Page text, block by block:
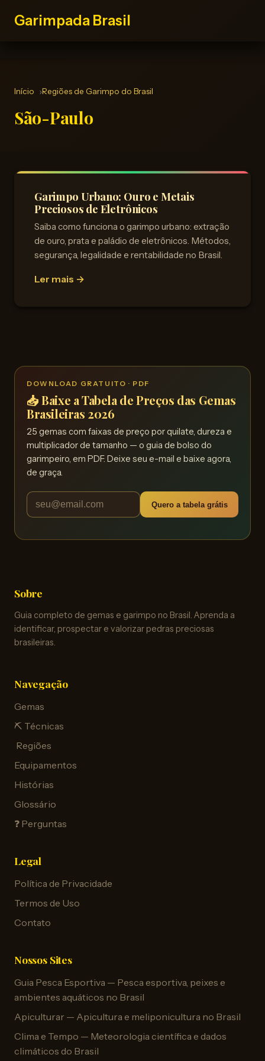
Garimpada Brasil
Início Regiões de Garimpo do Brasil
São-Paulo
Garimpo Urbano: Ouro e Metais
Preciosos de Eletrônicos
Saiba como funciona o garimpo urbano: extração
de ouro, prata e paládio de eletrônicos. Métodos,
segurança, legalidade e rentabilidade no Brasil.
Ler mais →
DOWNLOAD GRATUITO · PDF
📥 Baixe a Tabela de Preços das Gemas
Brasileiras 2026
25 gemas com faixas de preço por quilate, dureza e
multiplicador de tamanho — o guia de bolso do
garimpeiro, em PDF. Deixe seu e-mail e baixe agora,
de graça.
Quero a tabela grátis
Sobre
Guia completo de gemas e garimpo no Brasil. Aprenda a
identificar, prospectar e valorizar pedras preciosas
brasileiras.
Navegação
Gemas
⛏️ Técnicas
️ Regiões
Equipamentos
Histórias
Glossário
❓ Perguntas
Legal
Política de Privacidade
Termos de Uso
Contato
Nossos Sites
Guia Pesca Esportiva — Pesca esportiva, peixes e
ambientes aquáticos no Brasil
Apiculturar — Apicultura e meliponicultura no Brasil
Clima e Tempo — Meteorologia científica e dados
climáticos do Brasil